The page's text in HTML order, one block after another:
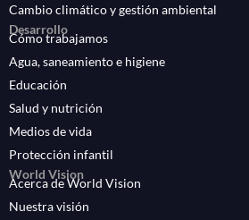
Cambio climático y gestión ambiental
Desarrollo
Cómo trabajamos
Agua, saneamiento e higiene
Educación
Salud y nutrición
Medios de vida
Protección infantil
World Vision
Acerca de World Vision
Nuestra visión